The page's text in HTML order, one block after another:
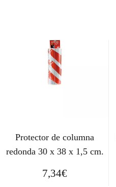
Protector de columna
redonda 30 x 38 x 1,5 cm.
7,34€